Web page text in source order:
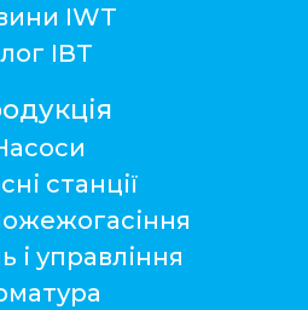
IWT
ІВТ
станції
і управління